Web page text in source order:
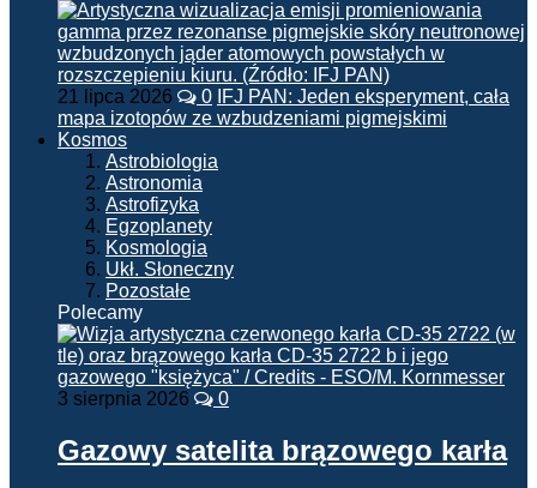
21 lipca 2026 0 IFJ PAN: Jeden eksperyment, cała
mapa izotopów ze wzbudzeniami pigmejskimi
Kosmos
Astrobiologia
Astronomia
Astrofizyka
Egzoplanety
Kosmologia
Ukł. Słoneczny
Pozostałe
Polecamy
3 sierpnia 2026 0
Gazowy satelita brązowego karła